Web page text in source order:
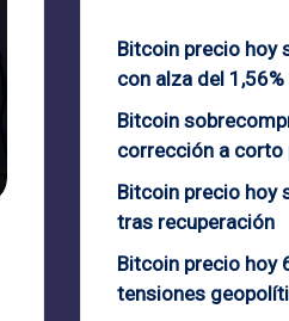
Bitcoin precio hoy
con alza del 1,56%
Bitcoin
corrección a corto
Bitcoin precio hoy
tras recuperación
Bitcoin precio hoy
tensiones